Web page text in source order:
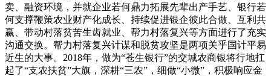
卖、融资环境，并就企业若何鼎力拓展先辈出产手艺、银行若
何支撑鞭策农业财产化成长、持续促进银企彼此合做、互利共
赢、带动村落贫苦生齿就业、帮力村落复兴等方面进行了充实
沟通交换。帮力村落复兴计谋和脱贫攻坚是两项关乎国计平易
近生的大事。2018年，做为“苍生银行”的交城农商银将行地扛
起了“支农扶贫”大旗，深耕“三农”，细做“小微”，积极响应金